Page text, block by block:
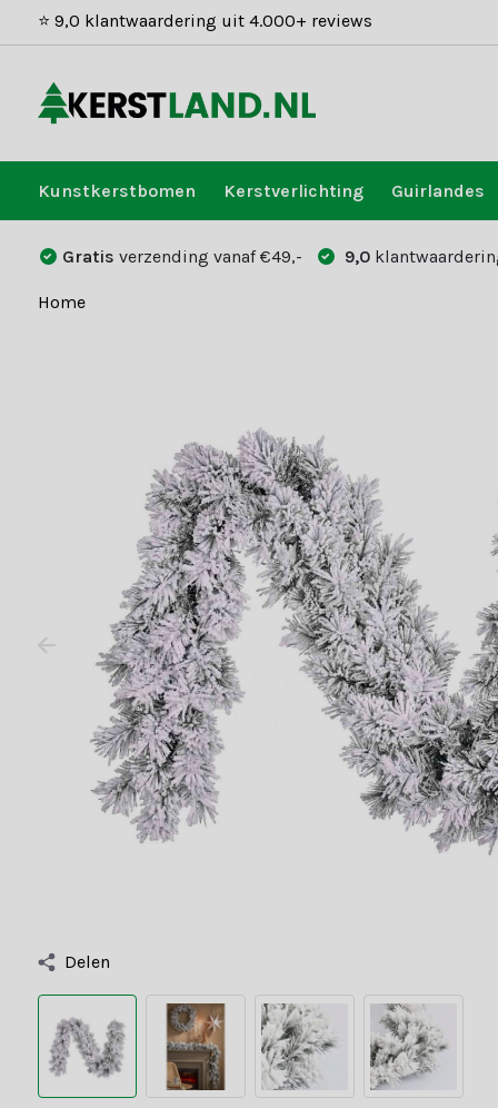
⭐ 9,0 klantwaardering uit 4.000+ reviews
Kunstkerstbomen Kerstverlichting Guirlandes
Gratis verzending vanaf €49,- 9,0
Home
Delen